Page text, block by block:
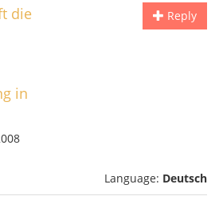
Reply
die
in
Language: Deutsch